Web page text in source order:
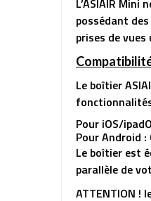
L’ASIAIR
possédant
prises de
Le boîtier
Pour iOS/
Pour Android
Le boîtier est
parallèle de
ATTENTION !